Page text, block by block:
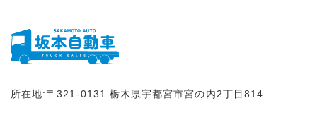
所在地:〒321-0131 栃木県宇都宮市宮の内2丁目814